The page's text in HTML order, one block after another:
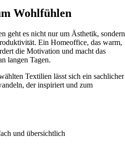
Wohlfühlen
geht es nicht nur um Ästhetik, sondern
Ein Homeoffice, das warm,
die Motivation und macht das
langen Tagen.
Textilien lässt sich ein sachlicher
der inspiriert und zum
und übersichtlich